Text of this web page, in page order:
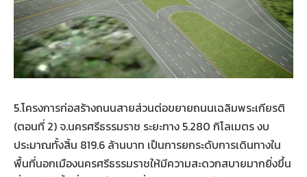
5.โครงการก่อสร้างถนนสายส่วนต่อขยายถนนเฉลิมพระเกียรติ
(ตอนที่ 2) จ.นครศรีธรรมราช ระยะทาง 5.280 กิโลเมตร งบ
ประมาณทั้งสิ้น 819.6 ล้านบาท เป็นการยกระดับการเดินทางใน
พื้นที่นอกเมืองนครศรีธรรมราชให้มีความสะดวกสบายมากยิ่งขึ้น